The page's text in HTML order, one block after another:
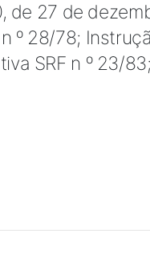
de 27 de
º 28/78;
SRF n º 23/